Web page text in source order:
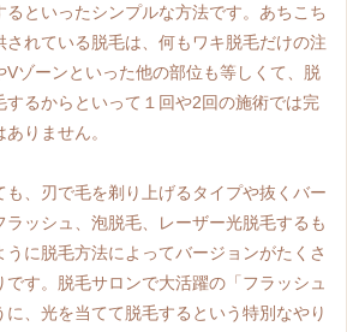
るといったシンプルな方法です。あちこち
されている脱毛は、何もワキ脱毛だけの注
ゾーンといった他の部位も等しくて、脱
るからといって１回や2回の施術では完
りません。
、刃で毛を剃り上げるタイプや抜くバー
ッシュ、泡脱毛、レーザー光脱毛するも
に脱毛方法によってバージョンがたくさ
す。脱毛サロンで大活躍の「フラッシュ
、光を当てて脱毛するという特別なやり